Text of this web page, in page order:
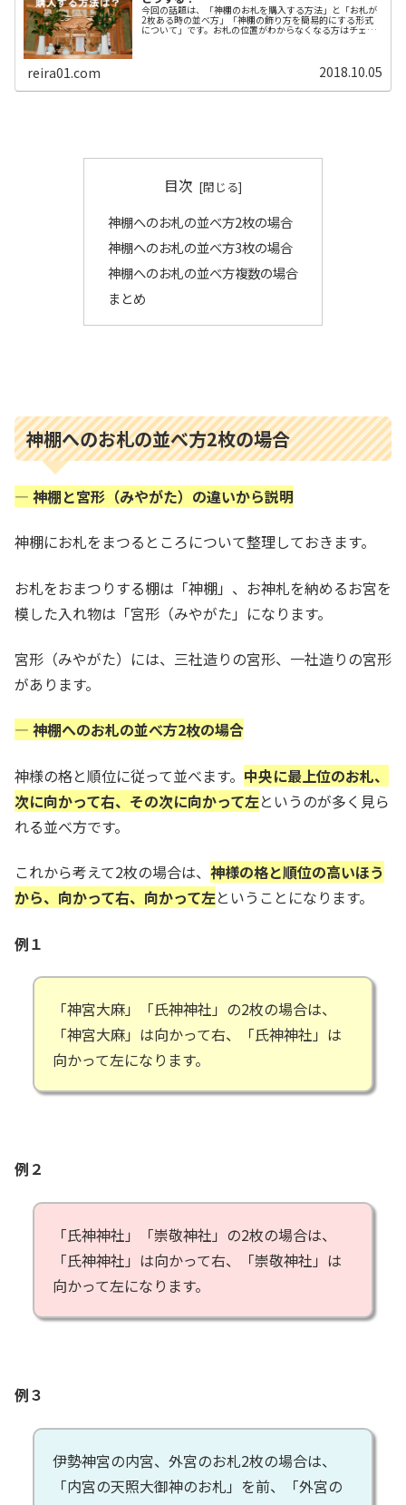
今回の話題は、「神棚のお札を購入する方法」と「お札が
2枚ある時の並べ方」「神棚の飾り方を簡易的にする形式
について」です。お札の位置がわからなくなる方はチェッ
reira01.com 2018.10.05
目次
神棚へのお札の並べ方2枚の場合
神棚へのお札の並べ方3枚の場合
神棚へのお札の並べ方複数の場合
まとめ
神棚へのお札の並べ方2枚の場合
— 神棚と宮形（みやがた）の違いから説明
神棚にお札をまつるところについて整理しておきます。
お札をおまつりする棚は「神棚」、お神札を納めるお宮を
模した入れ物は「宮形（みやがた」になります。
宮形（みやがた）には、三社造りの宮形、一社造りの宮形
があります。
— 神棚へのお札の並べ方2枚の場合
神様の格と順位に従って並べます。 中央に最上位のお札、
次に向かって右、その次に向かって左というのが多く見ら
れる並べ方です。
これから考えて2枚の場合は、 神様の格と順位の高いほう
から、向かって右、向かって左ということになります。
例１
「神宮大麻」「氏神神社」の2枚の場合は、
「神宮大麻」は向かって右、「氏神神社」は
向かって左になります。
例２
「氏神神社」「崇敬神社」の2枚の場合は、
「氏神神社」は向かって右、「崇敬神社」は
向かって左になります。
例３
伊勢神宮の内宮、外宮のお札2枚の場合は、
「内宮の天照大御神のお札」を前、「外宮の